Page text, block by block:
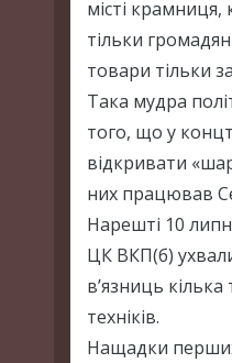
місті крамниця,
тільки
товари тільки
Така мудра
того, що у
відкривати
них працював
Нарешті 10
ЦК ВКП(б)
в’язниць кілька
техніків.
Нащадки перших